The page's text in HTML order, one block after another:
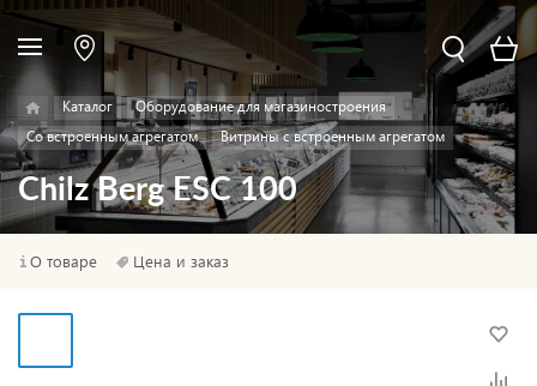
Каталог
Оборудование для магазиностроения
Со встроенным агрегатом
Витрины с встроенным агрегатом
Chilz Berg ESC 100
О товаре Цена и заказ